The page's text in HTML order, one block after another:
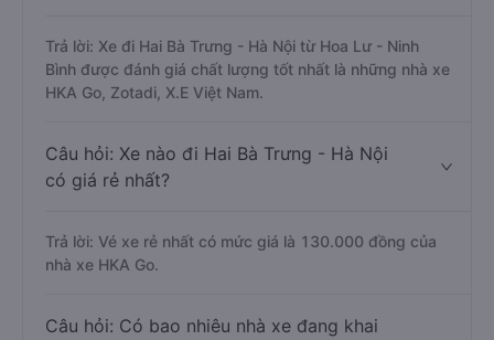
Trả lời: Xe đi Hai Bà Trưng - Hà Nội từ Hoa Lư - Ninh
Bình được đánh giá chất lượng tốt nhất là những nhà xe
HKA Go, Zotadi, X.E Việt Nam.
Câu hỏi: Xe nào đi Hai Bà Trưng - Hà Nội
có giá rẻ nhất?
Trả lời: Vé xe rẻ nhất có mức giá là 130.000 đồng của
nhà xe HKA Go.
Câu hỏi: Có bao nhiêu nhà xe đang khai